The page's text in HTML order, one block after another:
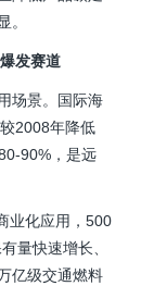
。
发赛道
场景。国际海
2008年降低
90%，是远
业化应用，500
量快速增长、
亿级交通燃料